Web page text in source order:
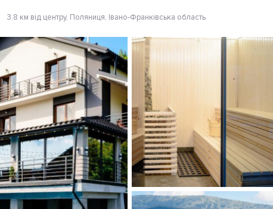
3.8 км від центру, Поляниця, Івано-Франківська область